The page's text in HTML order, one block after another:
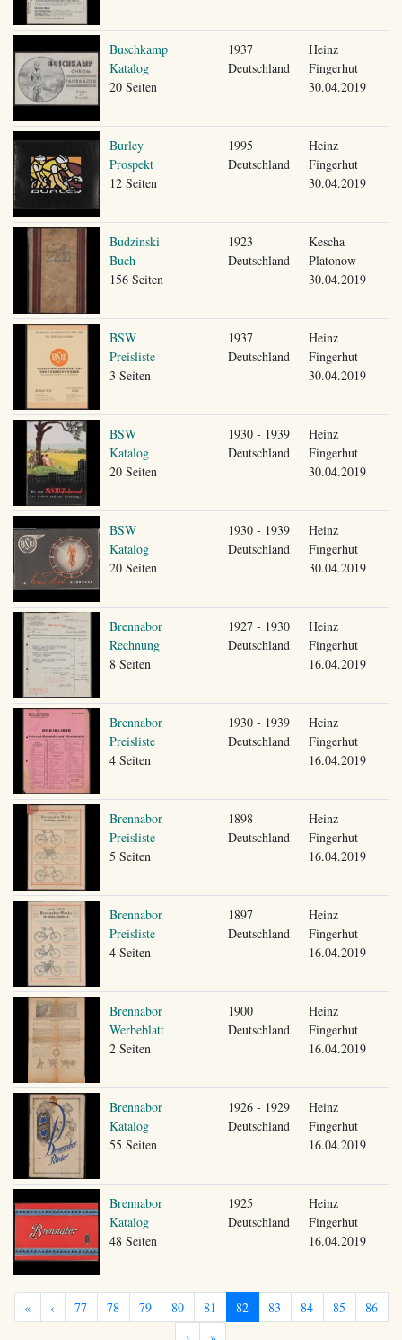
Buschkamp
Katalog
20 Seiten
1937
Deutschland
Heinz
Fingerhut
30.04.2019
Burley
Prospekt
12 Seiten
1995
Deutschland
Heinz
Fingerhut
30.04.2019
Budzinski
Buch
156 Seiten
1923
Deutschland
Kescha
Platonow
30.04.2019
BSW
Preisliste
3 Seiten
1937
Deutschland
Heinz
Fingerhut
30.04.2019
BSW
Katalog
20 Seiten
1930 - 1939
Deutschland
Heinz
Fingerhut
30.04.2019
BSW
Katalog
20 Seiten
1930 - 1939
Deutschland
Heinz
Fingerhut
30.04.2019
Brennabor
Rechnung
8 Seiten
1927 - 1930
Deutschland
Heinz
Fingerhut
16.04.2019
Brennabor
Preisliste
4 Seiten
1930 - 1939
Deutschland
Heinz
Fingerhut
16.04.2019
Brennabor
Preisliste
5 Seiten
1898
Deutschland
Heinz
Fingerhut
16.04.2019
Brennabor
Preisliste
4 Seiten
1897
Deutschland
Heinz
Fingerhut
16.04.2019
Brennabor
Werbeblatt
2 Seiten
1900
Deutschland
Heinz
Fingerhut
16.04.2019
Brennabor
Katalog
55 Seiten
1926 - 1929
Deutschland
Heinz
Fingerhut
16.04.2019
Brennabor
Katalog
48 Seiten
1925
Deutschland
Heinz
Fingerhut
16.04.2019
« ‹ 77 78 79 80 81 82 83 84 85
86
›
»